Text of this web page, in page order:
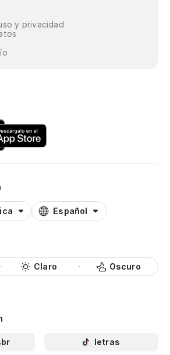
y privacidad
Español
Claro Oscuro
letras